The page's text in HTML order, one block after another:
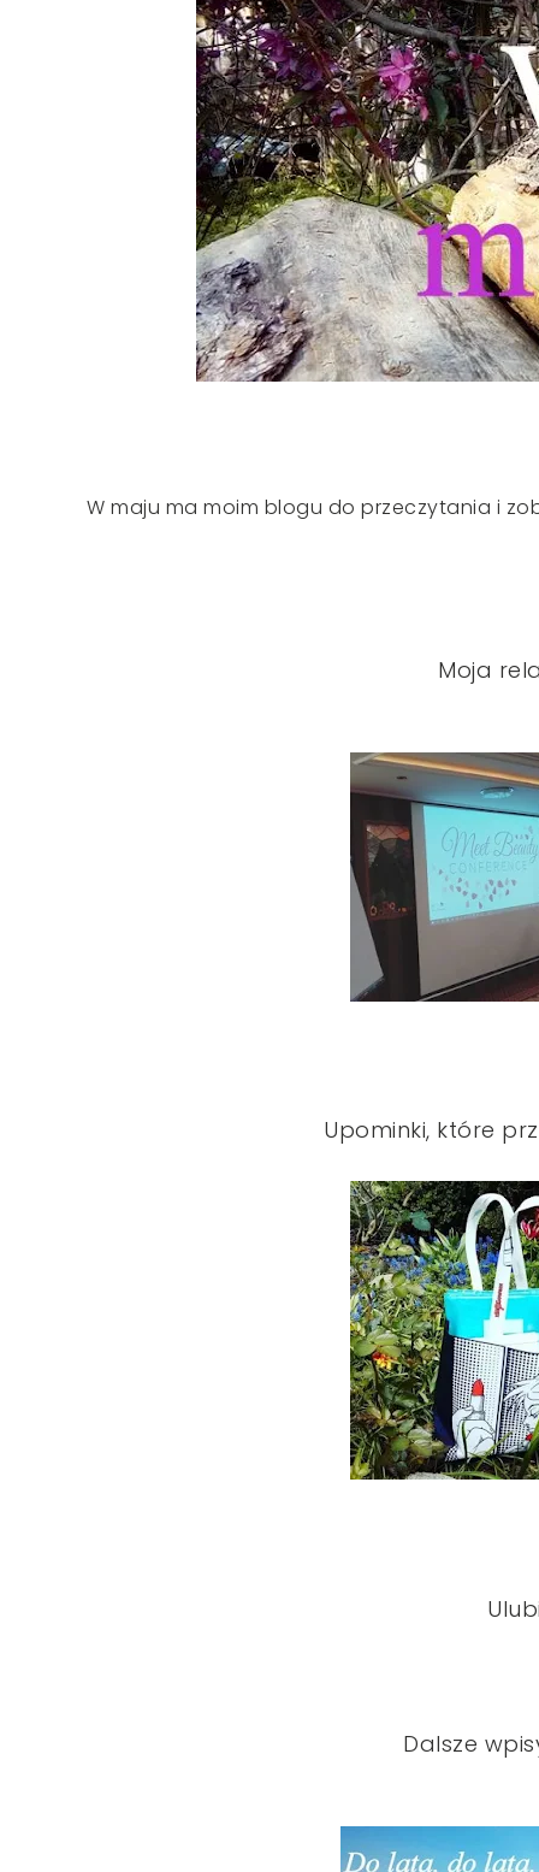
W maju ma moim blogu do przeczytania i
Moja
Upominki, które
Dalsze